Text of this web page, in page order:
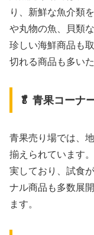
り、新鮮な魚介類
や丸物の魚、貝類
珍しい海鮮商品も
切れる商品も多い
🥬 青果コーナ
青果売り場では、
揃えられています
実しており、試食
ナル商品も多数展
ます。